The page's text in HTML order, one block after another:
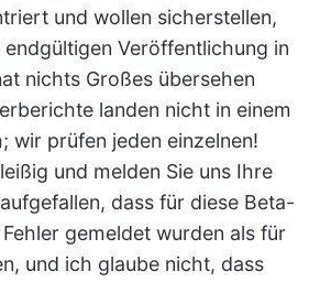
und wollen sicherstellen,
Veröffentlichung in
nichts Großes übersehen
landen nicht in einem
wir prüfen jeden einzelnen!
und melden Sie uns Ihre
dass für diese Beta-
gemeldet wurden als für
und ich glaube nicht, dass